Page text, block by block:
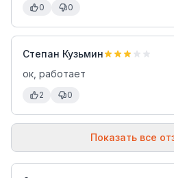
0 0
Степан Кузьмин
ок, работает
2 0
Показать все